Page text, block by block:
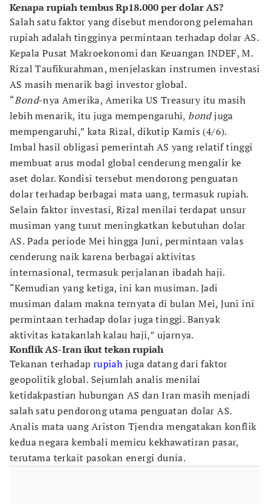
Kenapa rupiah tembus Rp18.000 per dolar AS?
Salah satu faktor yang disebut mendorong pelemahan
rupiah adalah tingginya permintaan terhadap dolar AS.
Kepala Pusat Makroekonomi dan Keuangan INDEF, M.
Rizal Taufikurahman, menjelaskan instrumen investasi
AS masih menarik bagi investor global.
“Bond-nya Amerika, Amerika US Treasury itu masih
lebih menarik, itu juga mempengaruhi, bondjuga
mempengaruhi,” kata Rizal, dikutip Kamis (4/6).
Imbal hasil obligasi pemerintah AS yang relatif tinggi
membuat arus modal global cenderung mengalir ke
aset dolar. Kondisi tersebut mendorong penguatan
dolar terhadap berbagai mata uang, termasuk rupiah.
Selain faktor investasi, Rizal menilai terdapat unsur
musiman yang turut meningkatkan kebutuhan dolar
AS. Pada periode Mei hingga Juni, permintaan valas
cenderung naik karena berbagai aktivitas
internasional, termasuk perjalanan ibadah haji.
“Kemudian yang ketiga, ini kan musiman. Jadi
musiman dalam makna ternyata di bulan Mei, Juni ini
permintaan terhadap dolar juga tinggi. Banyak
aktivitas katakanlah kalau haji,” ujarnya.
Konflik AS-Iran ikut tekan rupiah
Tekanan terhadap rupiah juga datang dari faktor
geopolitik global. Sejumlah analis menilai
ketidakpastian hubungan AS dan Iran masih menjadi
salah satu pendorong utama penguatan dolar AS.
Analis mata uang Ariston Tjendra mengatakan konflik
kedua negara kembali memicu kekhawatiran pasar,
terutama terkait pasokan energi dunia.